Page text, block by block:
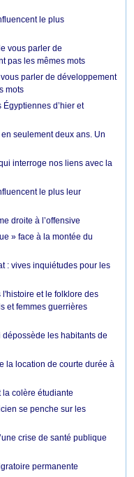
le plus
vous parler de
pas les mêmes mots
parler de développement
mots
d’hier et
seulement deux ans. Un
interroge nos liens avec la
le plus leur
droite à l’offensive
» face à la montée du
: vives inquiétudes pour les
et le folklore des
et femmes guerrières
les habitants de
la location de courte durée à
la colère étudiante
se penche sur les
crise de santé publique
permanente